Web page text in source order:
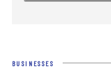
BUSINESSES